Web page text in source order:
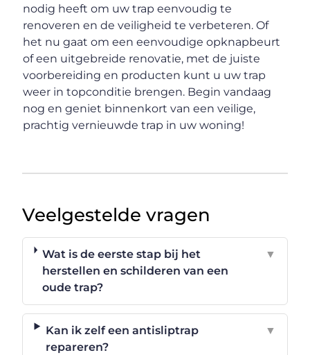
nodig heeft om uw trap eenvoudig te
renoveren en de veiligheid te verbeteren. Of
het nu gaat om een eenvoudige opknapbeurt
of een uitgebreide renovatie, met de juiste
voorbereiding en producten kunt u uw trap
weer in topconditie brengen. Begin vandaag
nog en geniet binnenkort van een veilige,
prachtig vernieuwde trap in uw woning!
Veelgestelde vragen
Wat is de eerste stap bij het
herstellen en schilderen van een
oude trap?
▼
Kan ik zelf een antisliptrap
repareren?
▼